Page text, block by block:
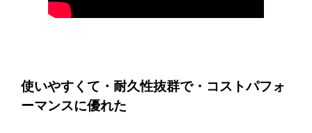
使いやすくて・耐久性抜群で・コストパフォ
ーマンスに優れた